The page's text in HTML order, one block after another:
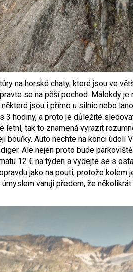
na horské chaty, které jsou ve
se na pěší pochod. Málokdy je
jsou i přímo u silnic nebo
3 hodiny, a proto je důležité
letní, tak to znamená vyrazit
bouřky. Auto nechte na konci údolí
Ale nejen proto bude
12 € na týden a vydejte se s
jako na pouti, protože kolem
varuji předem, že